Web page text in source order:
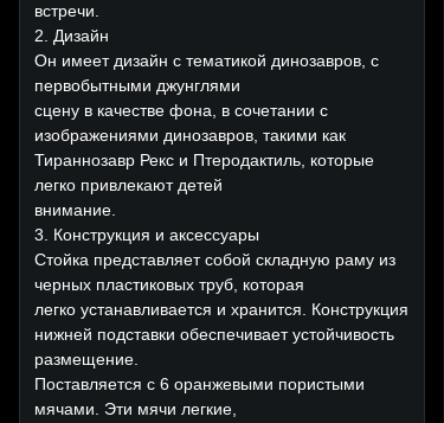
встречи.
2. Дизайн
Он имеет дизайн с тематикой динозавров, с
первобытными джунглями
сцену в качестве фона, в сочетании с
изображениями динозавров, такими как
Тираннозавр Рекс и Птеродактиль, которые
легко привлекают детей
внимание.
3. Конструкция и аксессуары
Стойка представляет собой складную раму из
черных пластиковых труб, которая
легко устанавливается и хранится. Конструкция
нижней подставки обеспечивает устойчивость
размещение.
Поставляется с 6 оранжевыми пористыми
мячами. Эти мячи легкие,